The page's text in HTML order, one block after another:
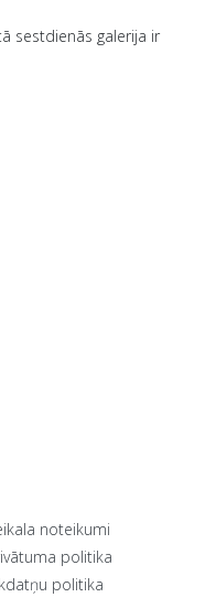
sestdienās galerija ir
noteikumi
politika
politika